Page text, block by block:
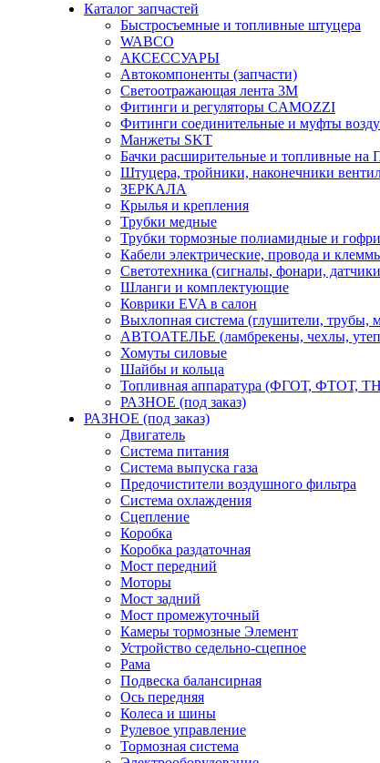
Каталог запчастей
Быстросъемные и топливные штуцера
WABCO
АКСЕССУАРЫ
Автокомпоненты (запчасти)
Светоотражающая лента 3М
Фитинги и регуляторы CAMOZZI
Фитинги соединительные и муфты
Манжеты SKT
Бачки расширительные и топливные
Штуцера, тройники, наконечники
ЗЕРКАЛА
Крылья и крепления
Трубки медные
Трубки тормозные полиамидные и
Кабели электрические, провода и
Светотехника (сигналы, фонари,
Шланги и комплектующие
Коврики EVA в салон
Выхлопная система (глушители, трубы,
АВТОАТЕЛЬЕ (ламбрекены, чехлы,
Хомуты силовые
Шайбы и кольца
Топливная аппаратура (ФГОТ, ФТОТ,
РАЗНОЕ (под заказ)
РАЗНОЕ (под заказ)
Двигатель
Система питания
Система выпуска газа
Предочистители воздушного фильтра
Система охлаждения
Сцепление
Коробка
Коробка раздаточная
Мост передний
Моторы
Мост задний
Мост промежуточный
Камеры тормозные Элемент
Устройство седельно-сцепное
Рама
Подвеска балансирная
Ось передняя
Колеса и шины
Рулевое управление
Тормозная система